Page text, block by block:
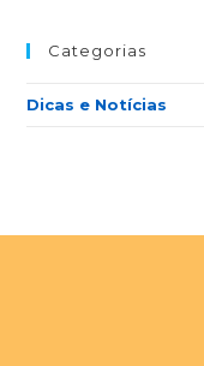
Categorias
Dicas e Notícias